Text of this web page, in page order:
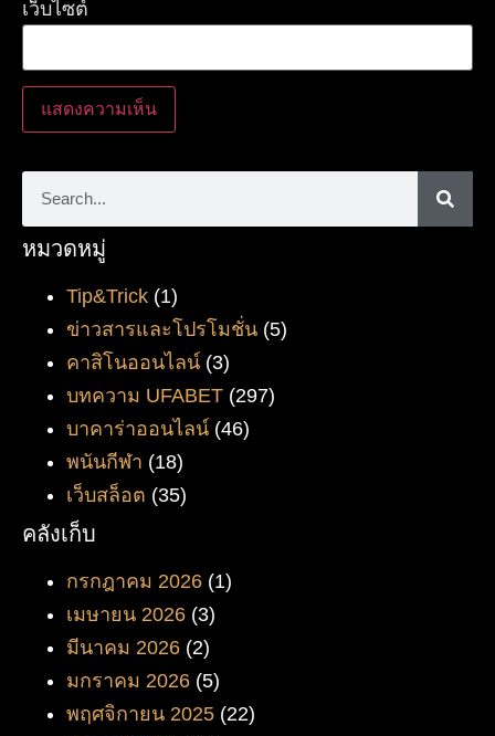
เว็บไซต์
หมวดหมู่
Tip&Trick (1)
ข่าวสารและโปรโมชั่น (5)
คาสิโนออนไลน์ (3)
บทความ UFABET (297)
บาคาร่าออนไลน์ (46)
พนันกีฬา (18)
เว็บสล็อต (35)
คลังเก็บ
กรกฎาคม 2026 (1)
เมษายน 2026 (3)
มีนาคม 2026 (2)
มกราคม 2026 (5)
พฤศจิกายน 2025 (22)